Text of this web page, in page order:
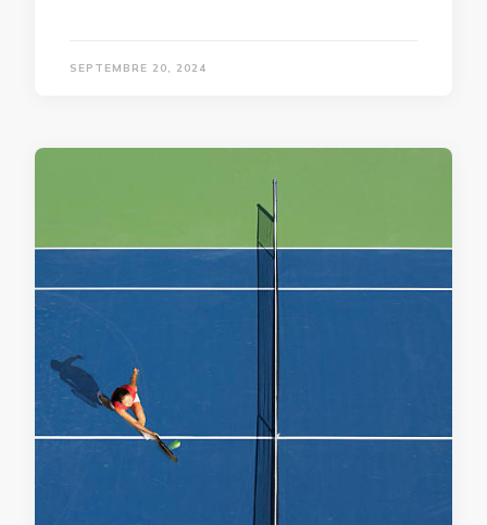
SEPTEMBRE 20, 2024